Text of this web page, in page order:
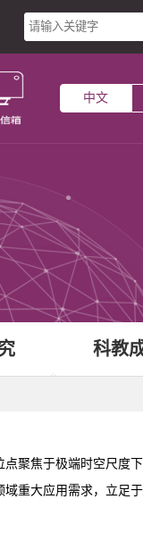
中文
科教
聚焦于极端时空尺度
重大应用需求，立足